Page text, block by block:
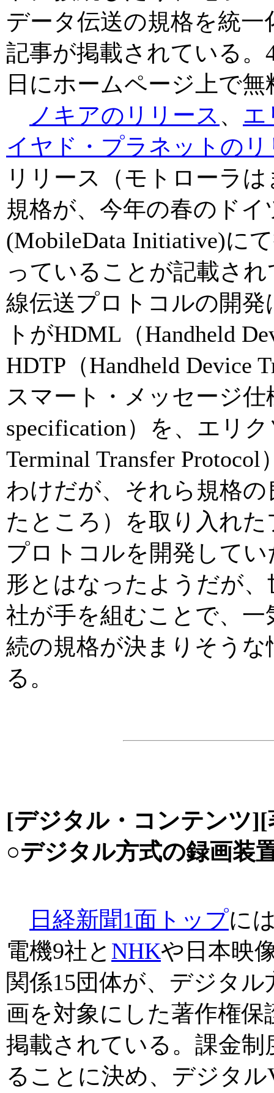
データ伝送の規格を統
記事が掲載されている。
日にホームページ上で
ノキアのリリース 、 エ
イヤド・プラネットの
リリース（モトローラ
規格が、今年の春のド
(MobileData Initiative)に
っていることが記載さ
線伝送プロトコルの開
トがHDML（Handheld
HDTP（Handheld Device
スマート・メッセージ仕
specification）を、エリ
Terminal Transfer
わけだが、それら規格
たところ）を取り入れ
プロトコルを開発して
形とはなったようだが
社が手を組むことで、
続の規格が決まりそう
る。
[デジタル・コンテンツ
○デジタル方式の録画装
日経新聞1面トップに
電機9社と NHKや日本映
関係15団体が、デジタ
画を対象にした著作権
掲載されている。課金
ることに決め、デジタ